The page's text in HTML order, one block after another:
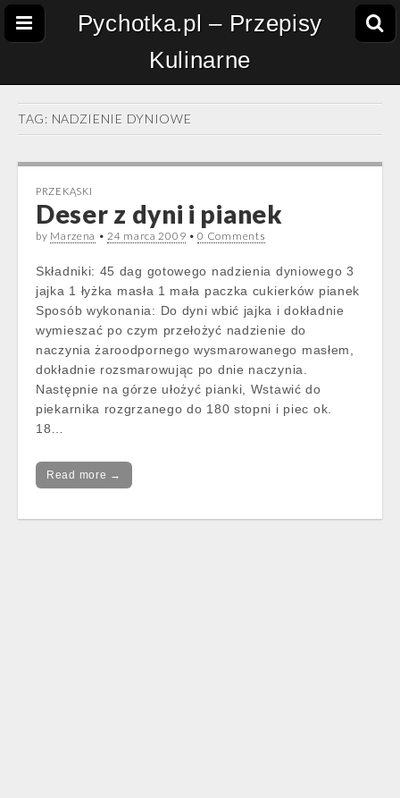
Pychotka.pl – Przepisy
Kulinarne
TAG: NADZIENIE DYNIOWE
PRZEKĄSKI
Deser z dyni i pianek
by Marzena •24 marca 2009 •0 Comments
Składniki: 45 dag gotowego nadzienia dyniowego 3
jajka 1 łyżka masła 1 mała paczka cukierków pianek
Sposób wykonania: Do dyni wbić jajka i dokładnie
wymieszać po czym przełożyć nadzienie do
naczynia żaroodpornego wysmarowanego masłem,
dokładnie rozsmarowując po dnie naczynia.
Następnie na górze ułożyć pianki, Wstawić do
piekarnika rozgrzanego do 180 stopni i piec ok.
18…
Read more →